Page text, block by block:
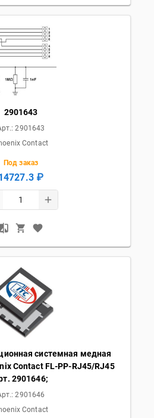
2901643
2901643
Contact
Под заказ
₽
системная медная
Contact FL-PP-RJ45/RJ45
2901646;
2901646
Contact